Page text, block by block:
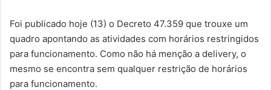
Foi publicado hoje (13) o Decreto 47.359 que trouxe um
quadro apontando as atividades com horários restringidos
para funcionamento. Como não há menção a delivery, o
mesmo se encontra sem qualquer restrição de horários
para funcionamento.